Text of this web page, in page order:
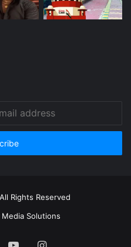
Rights Reserved
Media Solutions
YouTubeInstagram